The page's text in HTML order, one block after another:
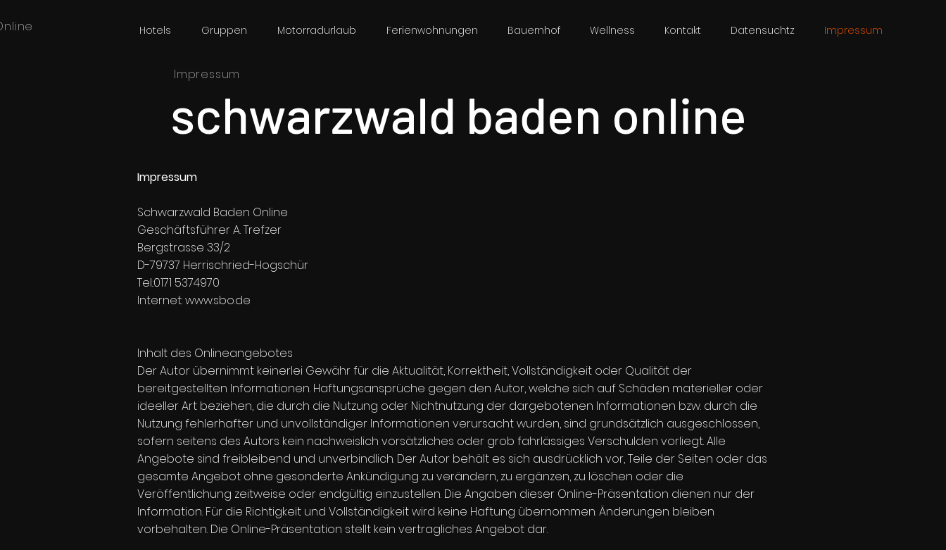
Hotels Gruppen Motorradurlaub Ferienwohnungen Bauernhof Wellness Kontakt Datensuchtz Impressum
Impressum
schwarzwald baden online
Impressum
Schwarzwald Baden Online
Geschäftsführer A. Trefzer
Bergstrasse 33/2
D-79737 Herrischried-Hogschür
Tel.:0171 5374970
Internet: www.sbo.de
Inhalt des Onlineangebotes
Der Autor übernimmt keinerlei Gewähr für die Aktualität, Korrektheit, Vollständigkeit oder Qualität der
bereitgestellten Informationen. Haftungsansprüche gegen den Autor, welche sich auf Schäden materieller oder
ideeller Art beziehen, die durch die Nutzung oder Nichtnutzung der dargebotenen Informationen bzw. durch die
Nutzung fehlerhafter und unvollständiger Informationen verursacht wurden, sind grundsätzlich ausgeschlossen,
sofern seitens des Autors kein nachweislich vorsätzliches oder grob fahrlässiges Verschulden vorliegt. Alle
Angebote sind freibleibend und unverbindlich. Der Autor behält es sich ausdrücklich vor, Teile der Seiten oder das
gesamte Angebot ohne gesonderte Ankündigung zu verändern, zu ergänzen, zu löschen oder die
Veröffentlichung zeitweise oder endgültig einzustellen. Die Angaben dieser Online-Präsentation dienen nur der
Information. Für die Richtigkeit und Vollständigkeit wird keine Haftung übernommen. Änderungen bleiben
vorbehalten. Die Online-Präsentation stellt kein vertragliches Angebot dar.